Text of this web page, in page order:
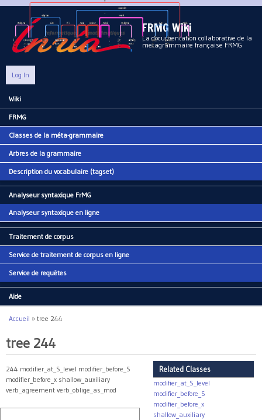
Aller au contenu principal
FRMG Wiki
La documentation collaborative de la
metagrammaire française FRMG
Log In
Main menu
Wiki
FRMG
Classes de la méta-grammaire
Arbres de la grammaire
Description du vocabulaire (tagset)
Analyseur syntaxique FrMG
Analyseur syntaxique en ligne
Traitement de corpus
Service de traitement de corpus en ligne
Service de requêtes
Aide
Vous êtes ici
Accueil » tree 244
tree 244
244 modifier_at_S_level modifier_before_S
modifier_before_x shallow_auxiliary
verb_agreement verb_oblige_as_mod
Related Classes
modifier_at_S_level
modifier_before_S
modifier_before_x
shallow_auxiliary